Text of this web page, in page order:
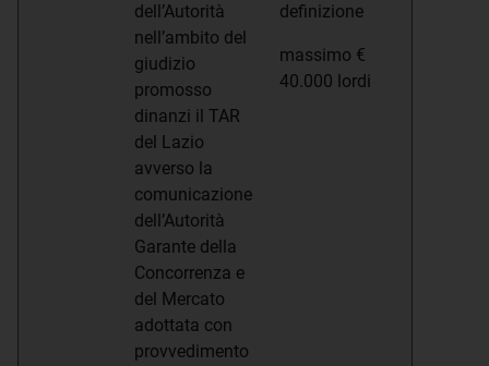
dell’Autorità
nell’ambito del
giudizio
promosso
dinanzi il TAR
del Lazio
avverso la
comunicazione
dell’Autorità
Garante della
Concorrenza e
del Mercato
adottata con
provvedimento
definizione
massimo €
40.000 lordi